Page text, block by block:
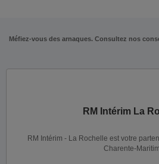
Méfiez-vous des arnaques. Consultez nos
RM Intérim La
RM Intérim - La Rochelle est votre
Charente-